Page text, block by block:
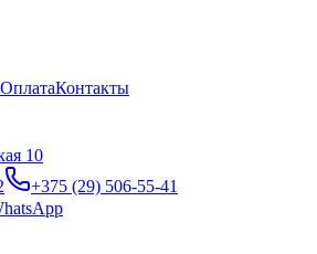
ОплатаКонтакты
10
+375 (29) 506-55-41